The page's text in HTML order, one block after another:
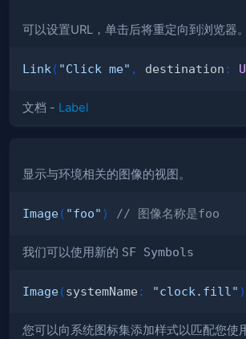
可以设置URL，单击后将重定向到浏览器。
Link ( "Click me" , destination :
文档 - Label
显示与环境相关的图像的视图。
Image( "foo" ) // 图像名称是foo
我们可以使用新的 SF Symbols
Image(systemName : "clock.fill" )
您可以向系统图标集添加样式以匹配您使